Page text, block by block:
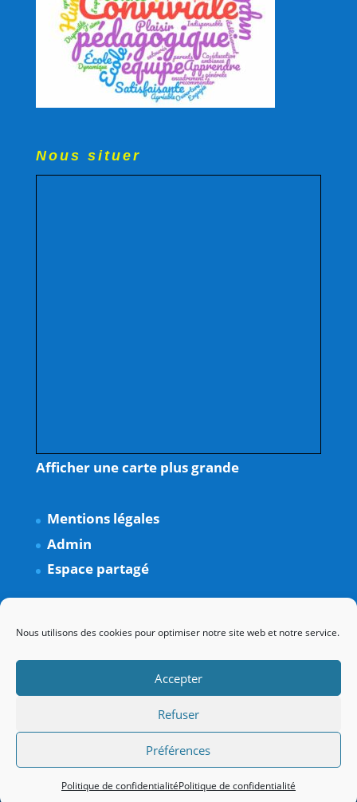
Nous utilisons des cookies pour optimiser notre site web et notre service.
Accepter
Refuser
Préférences
Politique de confidentialitéPolitique de confidentialité
Nous situer
Afficher une carte plus grande
Mentions légales
Admin
Espace partagé